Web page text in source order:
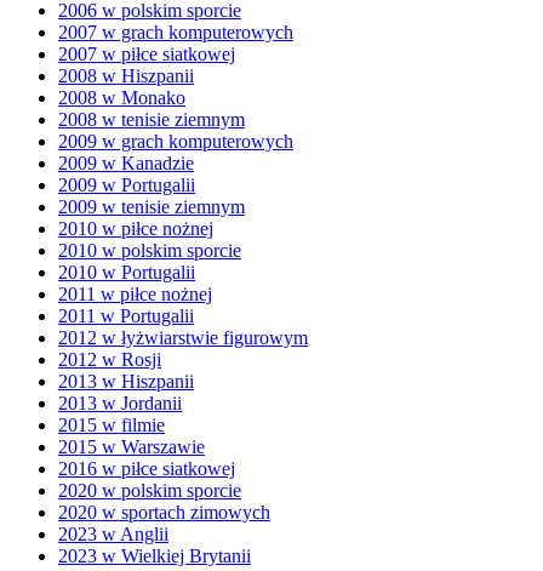
2006 w polskim sporcie
2007 w grach komputerowych
2007 w piłce siatkowej
2008 w Hiszpanii
2008 w Monako
2008 w tenisie ziemnym
2009 w grach komputerowych
2009 w Kanadzie
2009 w Portugalii
2009 w tenisie ziemnym
2010 w piłce nożnej
2010 w polskim sporcie
2010 w Portugalii
2011 w piłce nożnej
2011 w Portugalii
2012 w łyżwiarstwie figurowym
2012 w Rosji
2013 w Hiszpanii
2013 w Jordanii
2015 w filmie
2015 w Warszawie
2016 w piłce siatkowej
2020 w polskim sporcie
2020 w sportach zimowych
2023 w Anglii
2023 w Wielkiej Brytanii